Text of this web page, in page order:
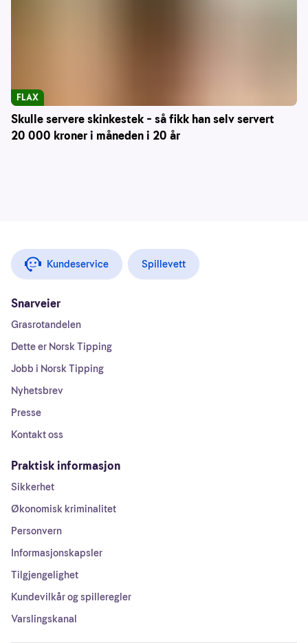
Skulle servere skinkestek – så fikk han selv servert
20 000 kroner i måneden i 20 år
FLAX
Kundeservice Spillevett
Snarveier
Grasrotandelen
Dette er Norsk Tipping
Jobb i Norsk Tipping
Nyhetsbrev
Presse
Kontakt oss
Praktisk informasjon
Sikkerhet
Økonomisk kriminalitet
Personvern
Informasjonskapsler
Tilgjengelighet
Kundevilkår og spilleregler
Varslingskanal